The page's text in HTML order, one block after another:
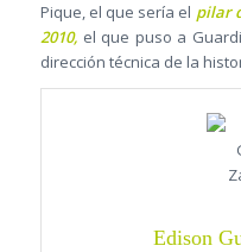
Pique, el que sería el pilar
2010, el que puso a
dirección técnica de la
Edison